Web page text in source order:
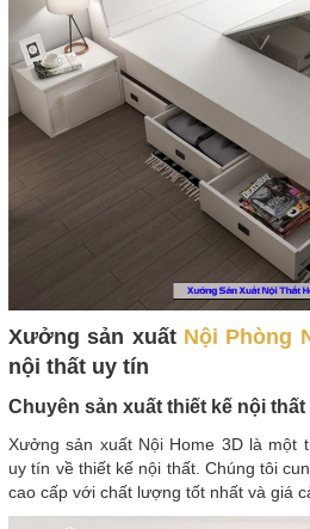
Xưởng sản xuất Nội Phòng
nội thất uy tín
Chuyên sản xuất thiết kế nội thất
Xưởng sản xuất Nội Home 3D là một
uy tín về thiết kế nội thất. Chúng tôi
cao cấp với chất lượng tốt nhất và giá